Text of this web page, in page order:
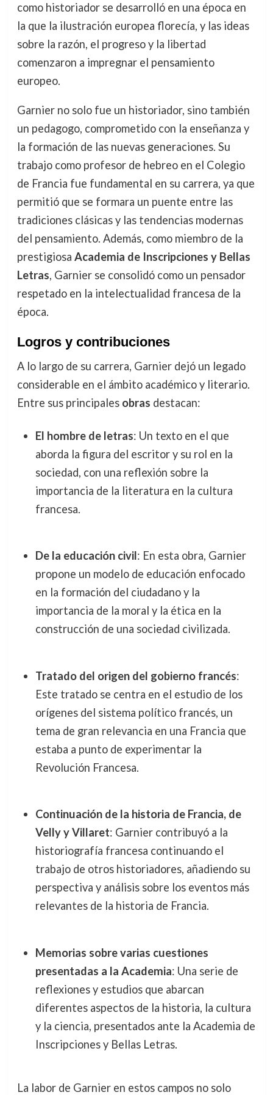
como historiador se desarrolló en una época en
la que la ilustración europea florecía, y las ideas
sobre la razón, el progreso y la libertad
comenzaron a impregnar el pensamiento
europeo.
Garnier no solo fue un historiador, sino también
un pedagogo, comprometido con la enseñanza y
la formación de las nuevas generaciones. Su
trabajo como profesor de hebreo en el Colegio
de Francia fue fundamental en su carrera, ya que
permitió que se formara un puente entre las
tradiciones clásicas y las tendencias modernas
del pensamiento. Además, como miembro de la
prestigiosa Academia de Inscripciones y Bellas
Letras, Garnier se consolidó como un pensador
respetado en la intelectualidad francesa de la
época.
Logros y contribuciones
A lo largo de su carrera, Garnier dejó un legado
considerable en el ámbito académico y literario.
Entre sus principales obras destacan:
El hombre de letras: Un texto en el que
aborda la figura del escritor y su rol en la
sociedad, con una reflexión sobre la
importancia de la literatura en la cultura
francesa.
De la educación civil: En esta obra, Garnier
propone un modelo de educación enfocado
en la formación del ciudadano y la
importancia de la moral y la ética en la
construcción de una sociedad civilizada.
Tratado del origen del gobierno francés:
Este tratado se centra en el estudio de los
orígenes del sistema político francés, un
tema de gran relevancia en una Francia que
estaba a punto de experimentar la
Revolución Francesa.
Continuación de la historia de Francia, de
Velly y Villaret: Garnier contribuyó a la
historiografía francesa continuando el
trabajo de otros historiadores, añadiendo su
perspectiva y análisis sobre los eventos más
relevantes de la historia de Francia.
Memorias sobre varias cuestiones
presentadas a la Academia: Una serie de
reflexiones y estudios que abarcan
diferentes aspectos de la historia, la cultura
y la ciencia, presentados ante la Academia de
Inscripciones y Bellas Letras.
La labor de Garnier en estos campos no solo